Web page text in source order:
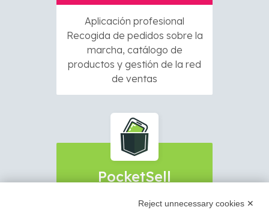
Aplicación profesional
Recogida de pedidos sobre la
marcha, catálogo de
productos y gestión de la red
de ventas
PocketSell
Recogida de Pedidos, copia
Reject unnecessary cookies ✕